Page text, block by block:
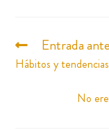
Entrada
Hábitos y
No